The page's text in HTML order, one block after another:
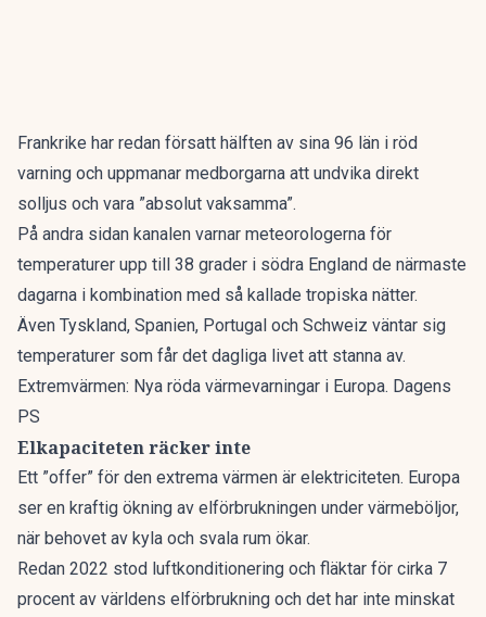
Frankrike har redan försatt hälften av sina 96 län i röd
varning och uppmanar medborgarna att undvika direkt
solljus och vara ”absolut vaksamma”.
På andra sidan kanalen varnar meteorologerna för
temperaturer upp till 38 grader i södra England de närmaste
dagarna i kombination med så kallade tropiska nätter.
Även Tyskland, Spanien, Portugal och Schweiz väntar sig
temperaturer som får det dagliga livet att stanna av.
Extremvärmen: Nya röda värmevarningar i Europa. Dagens
PS
Elkapaciteten räcker inte
Ett ”offer” för den extrema värmen är elektriciteten. Europa
ser en kraftig ökning av elförbrukningen under värmeböljor,
när behovet av kyla och svala rum ökar.
Redan 2022 stod luftkonditionering och fläktar för cirka 7
procent av världens elförbrukning och det har inte minskat